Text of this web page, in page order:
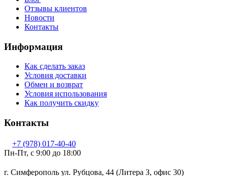
Отзывы клиентов
Новости
Контакты
Информация
Как сделать заказ
Условия доставки
Обмен и возврат
Условия использования
Как получить скидку
Контакты
+7 (978) 017-40-40
Пн-Пт, c 9:00 до 18:00
г. Симферополь ул. Рубцова, 44 (Литера З, офис 30)